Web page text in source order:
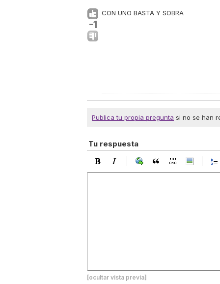
-1
CON UNO BASTA Y SOBRA
Publica tu propia pregunta si no se han
Tu respuesta
[ocultar vista previa]